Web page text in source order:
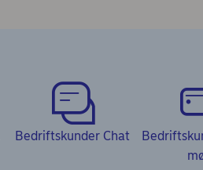
Bedriftskunder Chat